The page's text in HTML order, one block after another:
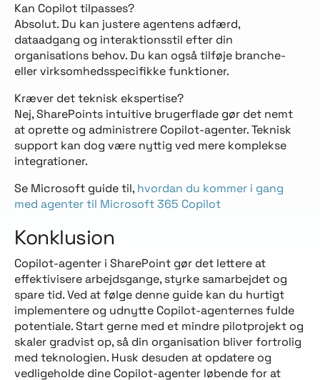
Kan Copilot tilpasses?
Absolut. Du kan justere agentens adfærd,
dataadgang og interaktionsstil efter din
organisations behov. Du kan også tilføje branche-
eller virksomhedsspecifikke funktioner.
Kræver det teknisk ekspertise?
Nej, SharePoints intuitive brugerflade gør det nemt
at oprette og administrere Copilot-agenter. Teknisk
support kan dog være nyttig ved mere komplekse
integrationer.
Se Microsoft guide til, hvordan du kommer i gang
med agenter til Microsoft 365 Copilot
Konklusion
Copilot-agenter i SharePoint gør det lettere at
effektivisere arbejdsgange, styrke samarbejdet og
spare tid. Ved at følge denne guide kan du hurtigt
implementere og udnytte Copilot-agenternes fulde
potentiale. Start gerne med et mindre pilotprojekt og
skaler gradvist op, så din organisation bliver fortrolig
med teknologien. Husk desuden at opdatere og
vedligeholde dine Copilot-agenter løbende for at